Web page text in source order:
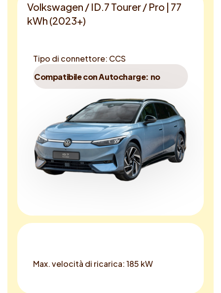
Volkswagen / ID.7 Tourer / Pro | 77
kWh (2023+)
Tipo di connettore: CCS
Compatibile con Autocharge: no
Max. velocità di ricarica: 185 kW